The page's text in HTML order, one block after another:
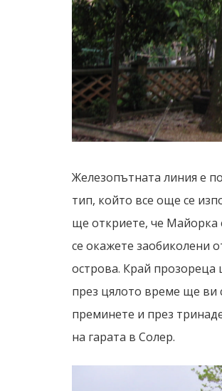
Железопътната линия е
тип, който все още се
ще откриете, че Майорка
се окажете заобиколени
острова. Край
през цялото време ще ви
преминете и през
на гарата в Солер.